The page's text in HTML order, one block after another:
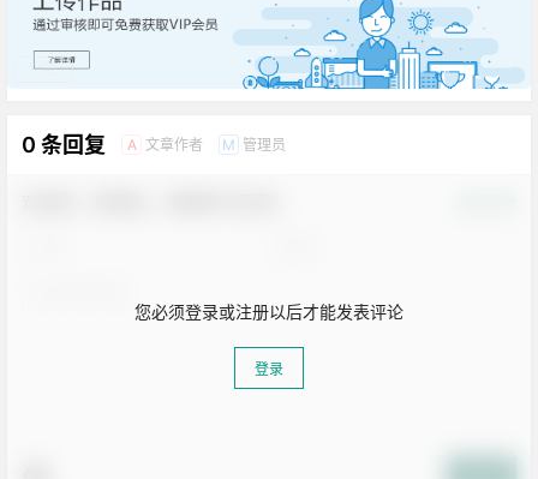
广告
0 条回复 A 文章作者 M 管理员
您必须登录或注册以后才能发表评论
登录